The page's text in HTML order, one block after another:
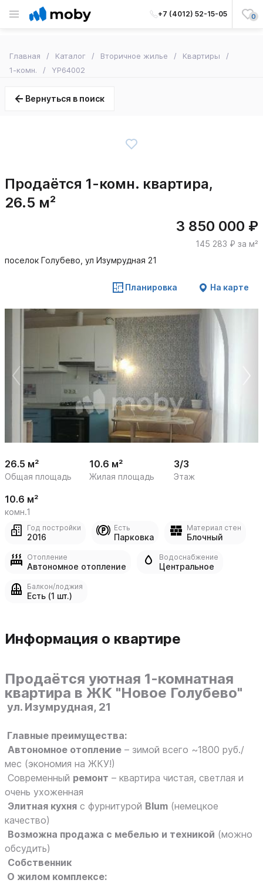
+7 (4012) 52-15-05 0
Главная Каталог Вторичное жилье
Квартиры
1-комн.
YP64002
Вернуться в поиск
Продаётся 1-комн. квартира,
26.5 м²
3 850 000 ₽
145 283 ₽ за м²
поселок Голубево, ул Изумрудная 21
Планировка На карте
21
26.5 м²
Общая площадь
10.6 м²
Жилая площадь
3/3
Этаж
10.6 м²
комн.1
Год постройки
2016
Есть
Парковка
Материал стен
Блочный
Отопление
Автономное отопление
Водоснабжение
Центральное
Балкон/лоджия
Есть (1 шт.)
Информация о квартире
Продаётся уютная 1-комнатная
квартира в ЖК "Новое Голубево"
ул. Изумрудная, 21
Главные преимущества:
Автономное отопление – зимой всего ~1800 руб./
мес (экономия на ЖКУ!)
Современный ремонт – квартира чистая, светлая и
очень ухоженная
Элитная кухня с фурнитурой Blum (немецкое
качество)
Возможна продажа с мебелью и техникой (можно
обсудить)
Собственник
О жилом комплексе: